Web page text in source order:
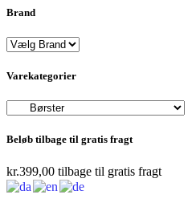
Brand
Varekategorier
Beløb tilbage til gratis fragt
kr.399,00 tilbage til gratis fragt